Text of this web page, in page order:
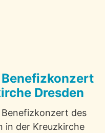
Dresden
des
in der Kreuzkirche